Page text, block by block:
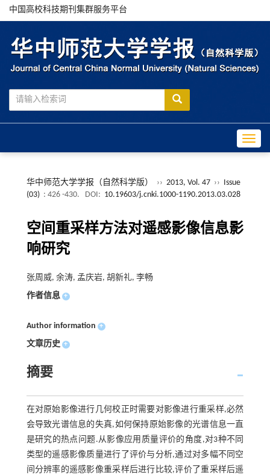
中国高校科技期刊集群服务平台
华中师范大学学报（自然科学版） ›› 2013, Vol. 47 ››
Issue
(03) : 426 -430. DOI: 10.19603/j.cnki.1000-1190.2013.03.028
空间重采样方法对遥感影像信息影
响研究
张周威, 余涛, 孟庆岩, 胡新礼, 李畅
作者信息 +
Author information +
文章历史 +
摘要
在对原始影像进行几何校正时需要对影像进行重采样,必然
会导致光谱信息的失真,如何保持原始影像的光谱信息一直
是研究的热点问题.从影像应用质量评价的角度,对3种不同
类型的遥感影像质量进行了评价与分析,通过对多幅不同空
间分辨率的遥感影像重采样后进行比较,评价了重采样后遥